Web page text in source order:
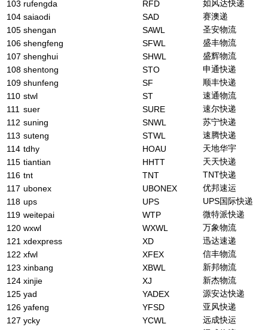
103 rufengda RFD
如风达快递
104 saiaodi SAD
赛澳递
105 shengan SAWL
圣安物流
106 shengfeng SFWL
盛丰物流
107 shenghui SHWL
盛辉物流
108 shentong STO
申通快递
109 shunfeng SF
顺丰快递
110 stwl ST
速通物流
111 suer SURE
速尔快递
112 suning SNWL
苏宁快递
113 suteng STWL
速腾快递
114 tdhy HOAU
天地华宇
115 tiantian HHTT
天天快递
116 tnt TNT
TNT快递
117 ubonex UBONEX
优邦速运
118 ups UPS
UPS国际快递
119 weitepai WTP
微特派快递
120 wxwl WXWL
万象物流
121 xdexpress XD
迅达速递
122 xfwl XFEX
信丰物流
123 xinbang XBWL
新邦物流
124 xinjie XJ
新杰物流
125 yad YADEX
源安达快递
126 yafeng YFSD
亚风快递
127 ycky YCWL
远成快运